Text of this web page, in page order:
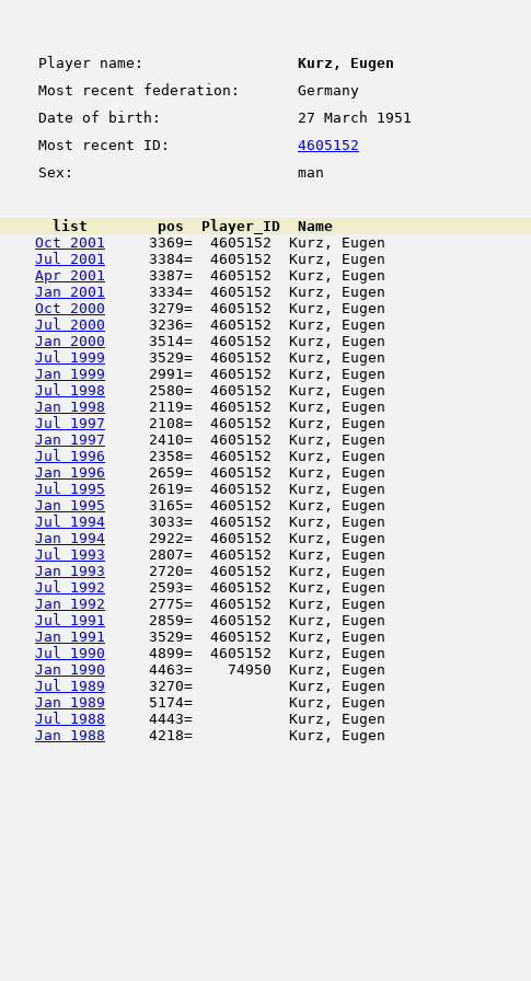
Player name:
Kurz, Eugen
Most recent federation:
Germany
Date of birth:
27 March 1951
Most recent ID:
4605152
Sex:
man
list        pos  Player_ID  Name
Oct 2001
3369=  4605152  Kurz, Eugen
Jul 2001
3384=  4605152  Kurz, Eugen
Apr 2001
3387=  4605152  Kurz, Eugen
Jan 2001
3334=  4605152  Kurz, Eugen
Oct 2000
3279=  4605152  Kurz, Eugen
Jul 2000
3236=  4605152  Kurz, Eugen
Jan 2000
3514=  4605152  Kurz, Eugen
Jul 1999
3529=  4605152  Kurz, Eugen
Jan 1999
2991=  4605152  Kurz, Eugen
Jul 1998
2580=  4605152  Kurz, Eugen
Jan 1998
2119=  4605152  Kurz, Eugen
Jul 1997
2108=  4605152  Kurz, Eugen
Jan 1997
2410=  4605152  Kurz, Eugen
Jul 1996
2358=  4605152  Kurz, Eugen
Jan 1996
2659=  4605152  Kurz, Eugen
Jul 1995
2619=  4605152  Kurz, Eugen
Jan 1995
3165=  4605152  Kurz, Eugen
Jul 1994
3033=  4605152  Kurz, Eugen
Jan 1994
2922=  4605152  Kurz, Eugen
Jul 1993
2807=  4605152  Kurz, Eugen
Jan 1993
2720=  4605152  Kurz, Eugen
Jul 1992
2593=  4605152  Kurz, Eugen
Jan 1992
2775=  4605152  Kurz, Eugen
Jul 1991
2859=  4605152  Kurz, Eugen
Jan 1991
3529=  4605152  Kurz, Eugen
Jul 1990
4899=  4605152  Kurz, Eugen
Jan 1990
4463=    74950  Kurz, Eugen
Jul 1989
3270=           Kurz, Eugen
Jan 1989
5174=           Kurz, Eugen
Jul 1988
4443=           Kurz, Eugen
Jan 1988